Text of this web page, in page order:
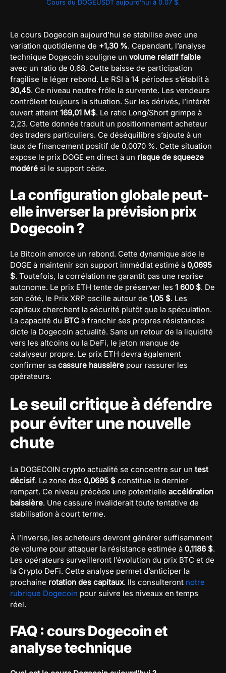
Cours du DOGEUSDT aujourd’hui à 0.07 $.
Le cours Dogecoin aujourd’hui se stabilise avec une
variation quotidienne de +1,30 %. Cependant, l’analyse
technique Dogecoin souligne un volume relatif faible
avec un ratio de 0,68. Cette baisse de participation
fragilise le léger rebond. Le RSI à 14 périodes s’établit à
30,45. Ce niveau neutre frôle la survente. Les vendeurs
contrôlent toujours la situation. Sur les dérivés, l’intérêt
ouvert atteint 169,01 M$. Le ratio Long/Short grimpe à
2,23. Cette donnée traduit un positionnement acheteur
des traders particuliers. Ce déséquilibre s’ajoute à un
taux de financement positif de 0,0070 %. Cette situation
expose le prix DOGE en direct à un risque de squeeze
modéré si le support cède.
La configuration globale peut-
elle inverser la prévision prix
Dogecoin ?
Le Bitcoin amorce un rebond. Cette dynamique aide le
DOGE à maintenir son support immédiat estimé à 0,0695
$. Toutefois, la corrélation ne garantit pas une reprise
autonome. Le prix ETH tente de préserver les 1 600 $. De
son côté, le Prix XRP oscille autour de 1,05 $. Les
capitaux cherchent la sécurité plutôt que la spéculation.
La capacité du BTC à franchir ses propres résistances
dicte la Dogecoin actualité. Sans un retour de la liquidité
vers les altcoins ou la DeFi, le jeton manque de
catalyseur propre. Le prix ETH devra également
confirmer sa cassure haussière pour rassurer les
opérateurs.
Le seuil critique à défendre
pour éviter une nouvelle
chute
La DOGECOIN crypto actualité se concentre sur un test
décisif. La zone des 0,0695 $ constitue le dernier
rempart. Ce niveau précède une potentielle accélération
baissière. Une cassure invaliderait toute tentative de
stabilisation à court terme.
À l’inverse, les acheteurs devront générer suffisamment
de volume pour attaquer la résistance estimée à 0,1186 $.
Les opérateurs surveilleront l’évolution du prix BTC et de
la Crypto DeFi. Cette analyse permet d’anticiper la
prochaine rotation des capitaux. Ils consulteront notre
rubrique Dogecoin pour suivre les niveaux en temps
réel.
FAQ : cours Dogecoin et
analyse technique